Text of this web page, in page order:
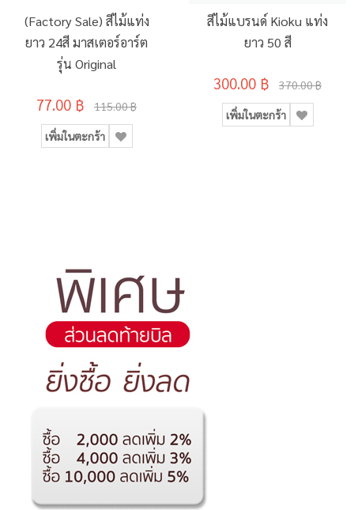
(Factory Sale) สีไม้แท่ง
ยาว 24สี มาสเตอร์อาร์ต
รุ่น Original
77.00 ฿ 115.00 ฿
เพิ่มในตะกร้า
สีไม้แบรนด์ Kioku แท่ง
ยาว 50 สี
300.00 ฿ 370.00 ฿
เพิ่มในตะกร้า